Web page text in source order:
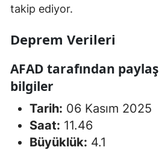
takip ediyor.
Deprem Verileri
AFAD tarafından
bilgiler
Tarih: 06 Kasım 2025
Saat: 11.46
Büyüklük: 4.1